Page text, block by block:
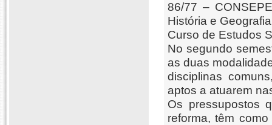
86/77 –
História e
Curso de Estudos
No segundo
as duas
disciplinas
aptos a atuarem
Os pressupostos
reforma, têm